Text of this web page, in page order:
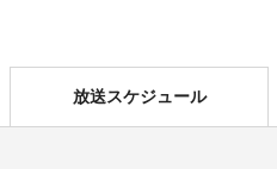
放送スケジュール